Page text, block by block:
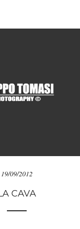
19/09/2012
CAVA